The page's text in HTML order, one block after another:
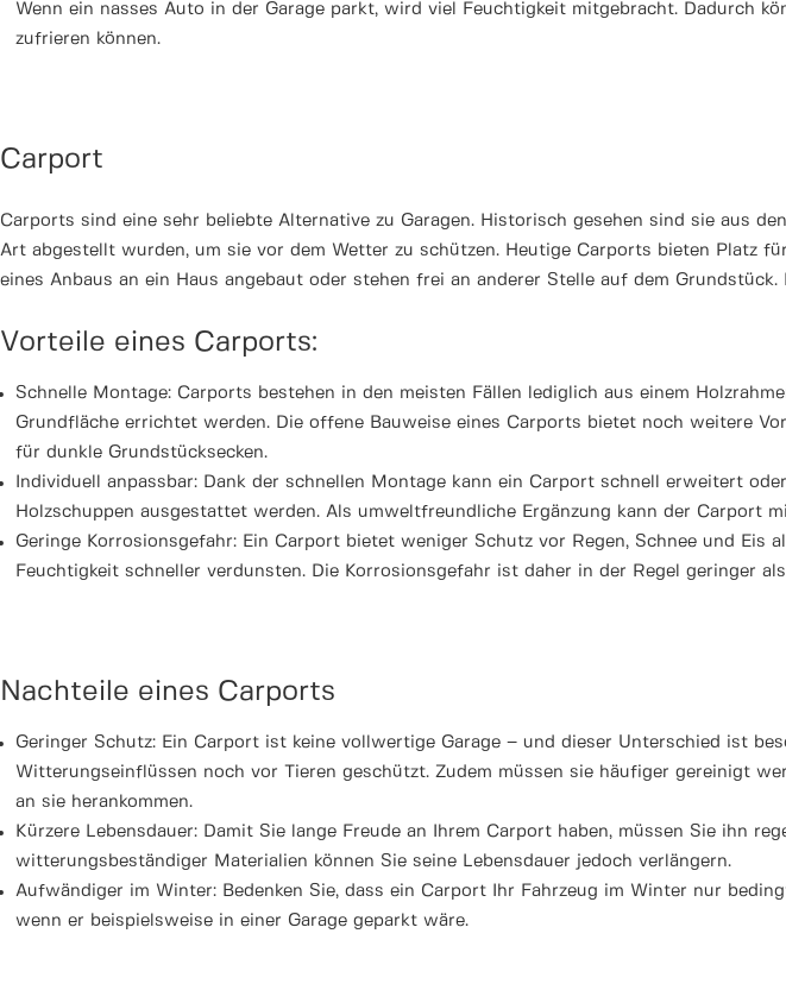
Wenn ein nasses Auto in der Garage parkt, wird viel Feuchtigkeit mitgebracht. Dadurch
zufrieren können.
Carport
Carports sind eine sehr beliebte Alternative zu Garagen. Historisch gesehen sind sie aus
Art abgestellt wurden, um sie vor dem Wetter zu schützen. Heutige Carports bieten Platz
eines Anbaus an ein Haus angebaut oder stehen frei an anderer Stelle auf dem
Vorteile eines Carports:
Schnelle Montage: Carports bestehen in den meisten Fällen lediglich aus einem
Grundfläche errichtet werden. Die offene Bauweise eines Carports bietet noch weitere
für dunkle Grundstücksecken.
Individuell anpassbar: Dank der schnellen Montage kann ein Carport schnell erweitert
Holzschuppen ausgestattet werden. Als umweltfreundliche Ergänzung kann der Carport
Geringe Korrosionsgefahr: Ein Carport bietet weniger Schutz vor Regen, Schnee und
Feuchtigkeit schneller verdunsten. Die Korrosionsgefahr ist daher in der Regel geringer
Nachteile eines Carports
Geringer Schutz: Ein Carport ist keine vollwertige Garage – und dieser Unterschied ist
Witterungseinflüssen noch vor Tieren geschützt. Zudem müssen sie häufiger gereinigt
an sie herankommen.
Kürzere Lebensdauer: Damit Sie lange Freude an Ihrem Carport haben, müssen Sie ihn
witterungsbeständiger Materialien können Sie seine Lebensdauer jedoch verlängern.
Aufwändiger im Winter: Bedenken Sie, dass ein Carport Ihr Fahrzeug im Winter nur
wenn er beispielsweise in einer Garage geparkt wäre.